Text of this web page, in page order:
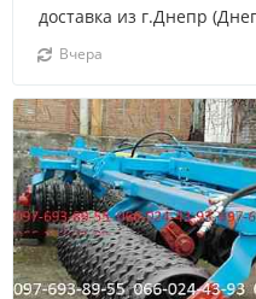
доставка из г.Днепр
Вчера